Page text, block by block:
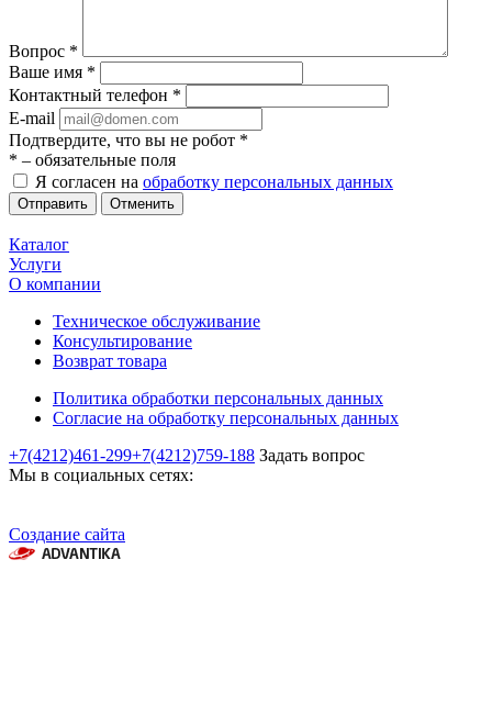
Вопрос *
Ваше имя *
Контактный телефон *
E-mail
Подтвердите, что вы не робот *
* – обязательные поля
Я согласен на обработку персональных данных
Отменить
Каталог
Услуги
О компании
Техническое обслуживание
Консультирование
Возврат товара
Политика обработки персональных данных
Согласие на обработку персональных данных
+7(4212)461-299+7(4212)759-188 Задать вопрос
Мы в социальных сетях:
Создание сайта